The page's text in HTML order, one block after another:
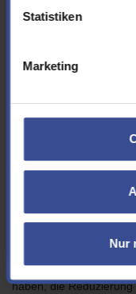
Statistiken
Marketing
Nur
der
Kluserbrücke von 3,5
Hochwasser im
Wupper-Talsperre
Lingese- und Brucher-
der Wupper-Talsperre
haben, die